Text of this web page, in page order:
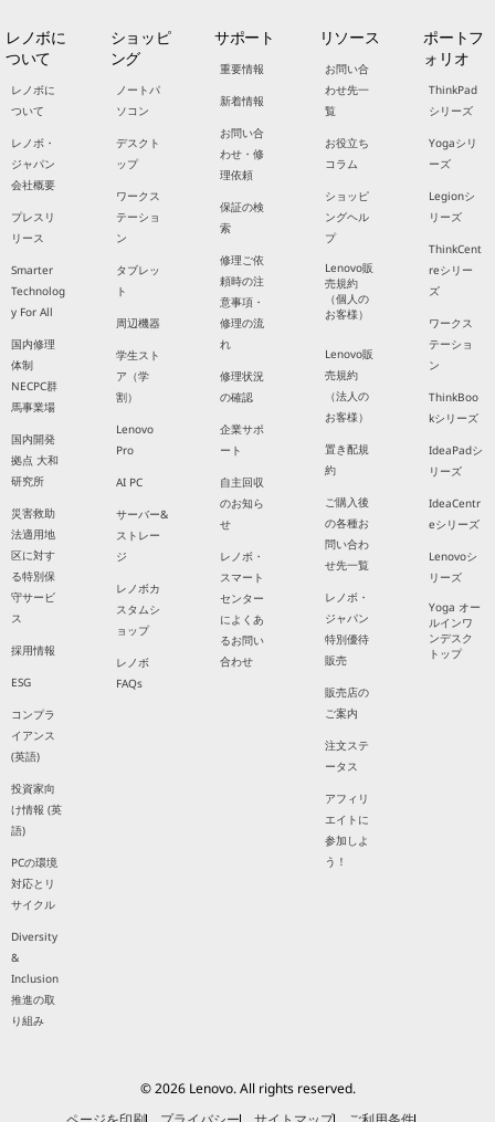
レノボに
ついて
レノボに
ついて
レノボ・
ジャパン
会社概要
プレスリ
リース
Smarter
Technolog
y For All
国内修理
体制
NECPC群
馬事業場
国内開発
拠点 大和
研究所
災害救助
法適用地
区に対す
る特別保
守サービ
ス
採用情報
ESG
コンプラ
イアンス
(英語)
投資家向
け情報 (英
語)
PCの環境
対応とリ
サイクル
Diversity
&
Inclusion
推進の取
り組み
ショッピ
ング
ノートパ
ソコン
デスクト
ップ
ワークス
テーショ
ン
タブレッ
ト
周辺機器
学生スト
ア（学
割）
Lenovo
Pro
AI PC
サーバー&
ストレー
ジ
レノボカ
スタムシ
ョップ
レノボ
FAQs
サポート
重要情報
新着情報
お問い合
わせ・修
理依頼
保証の検
索
修理ご依
頼時の注
意事項・
修理の流
れ
修理状況
の確認
企業サポ
ート
自主回収
のお知ら
せ
レノボ・
スマート
センター
によくあ
るお問い
合わせ
リソース
お問い合
わせ先一
覧
お役立ち
コラム
ショッピ
ングヘル
プ
Lenovo販
売規約
（個人の
お客様）
Lenovo販
売規約
（法人の
お客様）
置き配規
約
ご購入後
の各種お
問い合わ
せ先一覧
レノボ・
ジャパン
特別優待
販売
販売店の
ご案内
注文ステ
ータス
アフィリ
エイトに
参加しよ
う！
ポートフ
ォリオ
ThinkPad
シリーズ
Yogaシリ
ーズ
Legionシ
リーズ
ThinkCent
reシリー
ズ
ワークス
テーショ
ン
ThinkBoo
kシリーズ
IdeaPadシ
リーズ
IdeaCentr
eシリーズ
Lenovoシ
リーズ
Yoga オー
ルインワ
ンデスク
トップ
© 2026 Lenovo. All rights reserved.